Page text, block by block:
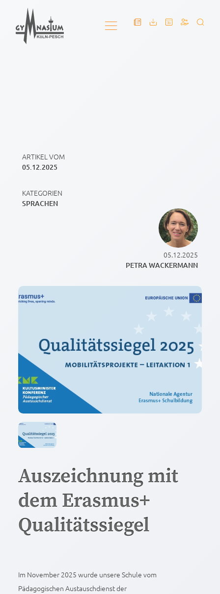
ARTIKEL VOM
05.12.2025
KATEGORIEN
SPRACHEN
05.12.2025
PETRA WACKERMANN
Auszeichnung mit
dem Erasmus+
Qualitätssiegel
Im November 2025 wurde unsere Schule vom
Pädagogischen Austauschdienst der